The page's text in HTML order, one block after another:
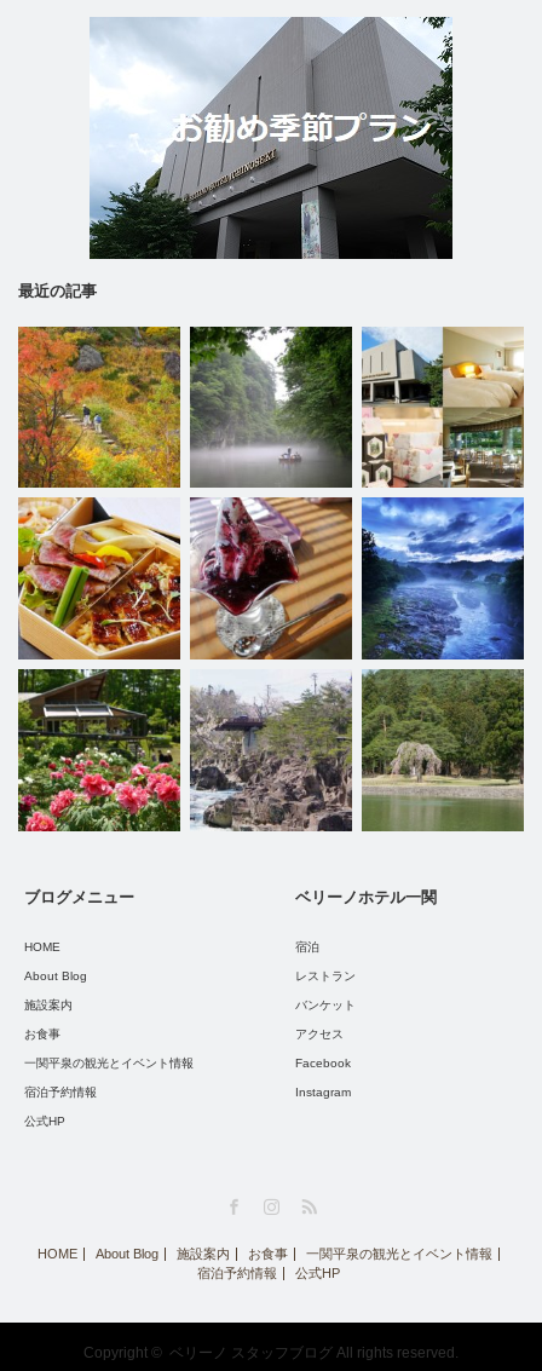
最近の記事
ブログメニュー
HOME
About Blog
施設案内
お食事
一関平泉の観光とイベント情報
宿泊予約情報
公式HP
ベリーノホテル一関
宿泊
レストラン
バンケット
アクセス
Facebook
Instagram
HOME About Blog 施設案内 お食事
一関平泉の観光とイベント情報
宿泊予約情報
公式HP
Copyright © ベリーノ スタッフブログ All rights reserved.